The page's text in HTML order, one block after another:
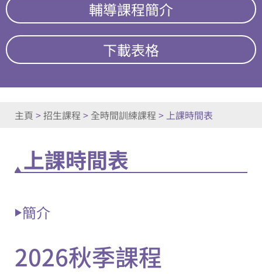
輔導課程簡介
下載表格
主頁 >招生課程 > 全時間訓練課程 > 上課時間表
上課時間表
簡介
2026秋季課程